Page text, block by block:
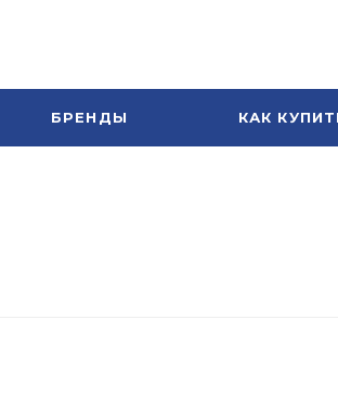
БРЕНДЫ КАК